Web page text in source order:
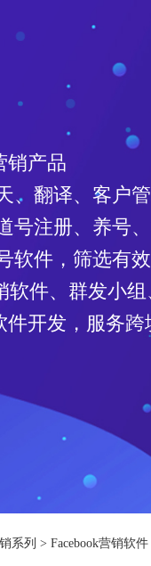
号注册软件
册账号质量高
平台、API通道
在任意一家云
系列 > Facebook营销软件